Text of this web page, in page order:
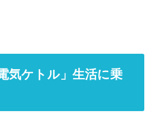
気ケトル」生活に乗